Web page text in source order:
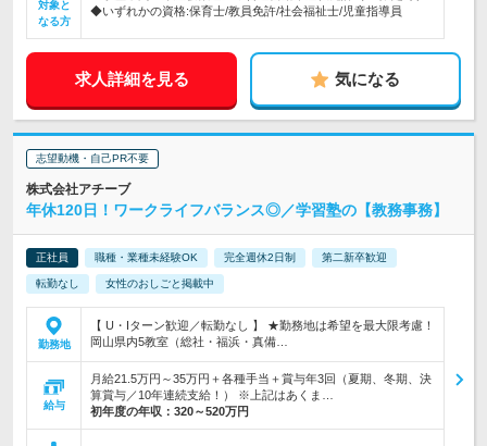
対象と
なる方
◆いずれかの資格:保育士/教員免許/社会福祉士/児童指導員
求人詳細を見る 気になる
志望動機・自己PR不要
株式会社アチーブ
年休120日！ワークライフバランス◎／学習塾の【教務事務】
正社員 職種・業種未経験OK 完全週休2日制 第二新卒歓迎
転勤なし 女性のおしごと掲載中
勤務地
【 U・Iターン歓迎／転勤なし 】 ★勤務地は希望を最大限考慮！
岡山県内5教室（総社・福浜・真備…
給与
月給21.5万円～35万円＋各種手当＋賞与年3回（夏期、冬期、決
算賞与／10年連続支給！） ※上記はあくま…
初年度の年収： 320～520万円